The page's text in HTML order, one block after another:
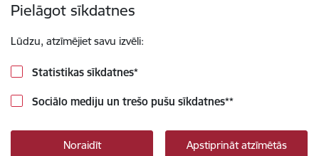
Pielāgot sīkdatnes
Lūdzu, atzīmējiet savu izvēli:
Statistikas sīkdatnes*
Sociālo mediju un trešo pušu sīkdatnes**
Noraidīt Apstiprināt atzīmētās